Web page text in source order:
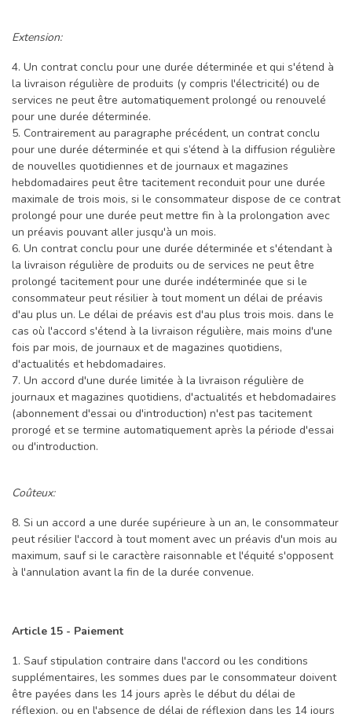
Extension:
4. Un contrat conclu pour une durée déterminée et qui s'étend à
la livraison régulière de produits (y compris l'électricité) ou de
services ne peut être automatiquement prolongé ou renouvelé
pour une durée déterminée.
5. Contrairement au paragraphe précédent, un contrat conclu
pour une durée déterminée et qui s’étend à la diffusion régulière
de nouvelles quotidiennes et de journaux et magazines
hebdomadaires peut être tacitement reconduit pour une durée
maximale de trois mois, si le consommateur dispose de ce contrat
prolongé pour une durée peut mettre fin à la prolongation avec
un préavis pouvant aller jusqu'à un mois.
6. Un contrat conclu pour une durée déterminée et s'étendant à
la livraison régulière de produits ou de services ne peut être
prolongé tacitement pour une durée indéterminée que si le
consommateur peut résilier à tout moment un délai de préavis
d'au plus un. Le délai de préavis est d'au plus trois mois. dans le
cas où l'accord s'étend à la livraison régulière, mais moins d'une
fois par mois, de journaux et de magazines quotidiens,
d'actualités et hebdomadaires.
7. Un accord d'une durée limitée à la livraison régulière de
journaux et magazines quotidiens, d'actualités et hebdomadaires
(abonnement d'essai ou d'introduction) n'est pas tacitement
prorogé et se termine automatiquement après la période d'essai
ou d'introduction.
Coûteux:
8. Si un accord a une durée supérieure à un an, le consommateur
peut résilier l'accord à tout moment avec un préavis d'un mois au
maximum, sauf si le caractère raisonnable et l'équité s'opposent
à l'annulation avant la fin de la durée convenue.
Article 15 - Paiement
1. Sauf stipulation contraire dans l'accord ou les conditions
supplémentaires, les sommes dues par le consommateur doivent
être payées dans les 14 jours après le début du délai de
réflexion, ou en l'absence de délai de réflexion dans les 14 jours